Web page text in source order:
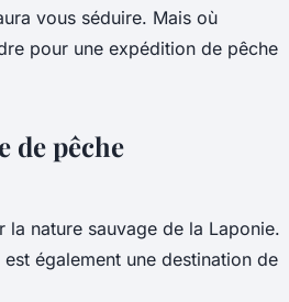
vous séduire. Mais où
pour une expédition de pêche
de pêche
la nature sauvage de la Laponie.
également une destination de